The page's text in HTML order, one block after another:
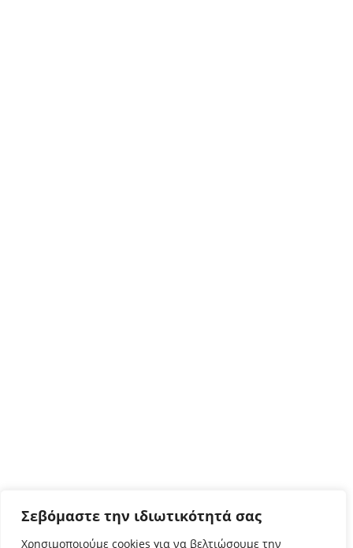
Σεβόμαστε την ιδιωτικότητά σας
Χρησιμοποιούμε cookies για να βελτιώσουμε την